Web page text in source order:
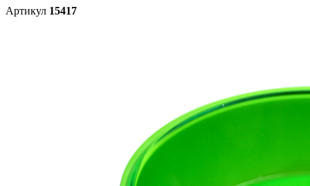
Артикул 15417